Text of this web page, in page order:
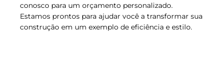
conosco para um orçamento personalizado.
Estamos prontos para ajudar você a transformar sua
construção em um exemplo de eficiência e estilo.